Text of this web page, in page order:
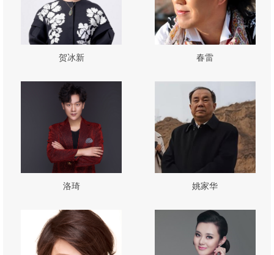
贺冰新 春雷
洛琦 姚家华